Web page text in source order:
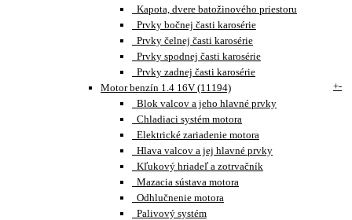
Kapota, dvere batožinového priestoru
Prvky bočnej časti karosérie
Prvky čelnej časti karosérie
Prvky spodnej časti karosérie
Prvky zadnej časti karosérie
Motor benzín 1.4 16V (11194)
+-
Blok valcov a jeho hlavné prvky
Chladiaci systém motora
Elektrické zariadenie motora
Hlava valcov a jej hlavné prvky
Kľukový hriadeľ a zotrvačník
Mazacia sústava motora
Odhlučnenie motora
Palivový systém